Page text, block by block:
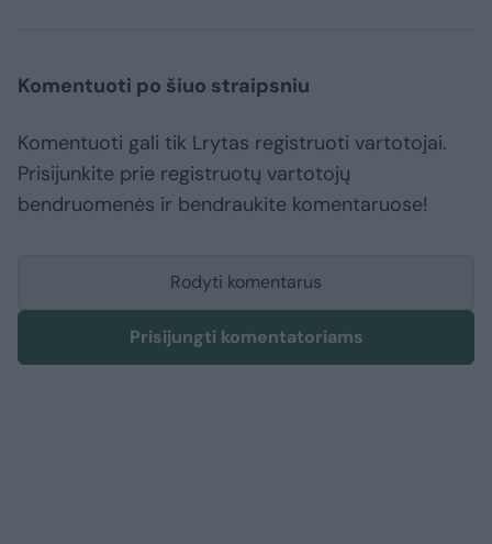
Komentuoti po šiuo straipsniu
Komentuoti gali tik Lrytas registruoti vartotojai.
Prisijunkite prie registruotų vartotojų
bendruomenės ir bendraukite komentaruose!
Rodyti komentarus
Prisijungti komentatoriams